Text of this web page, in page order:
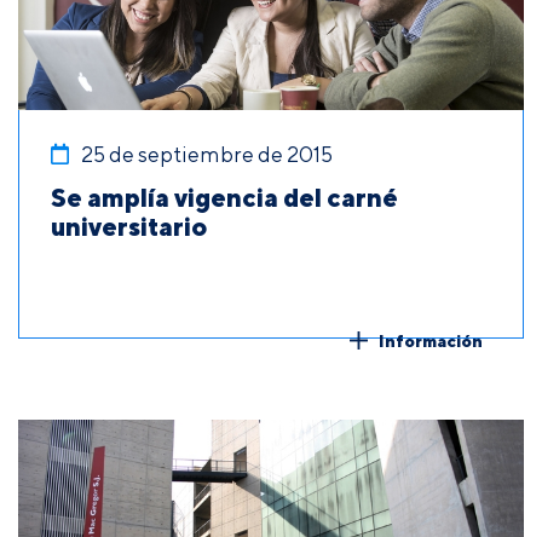
25 de septiembre de 2015
Se amplía vigencia del carné
universitario
Información